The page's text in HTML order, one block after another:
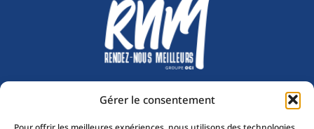
Gérer le consentement